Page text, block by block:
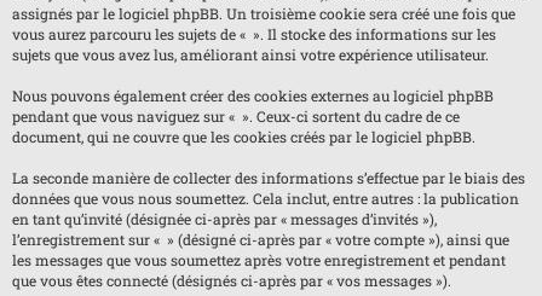
assignés par le logiciel phpBB. Un troisième cookie sera créé une fois que
vous aurez parcouru les sujets de « ». Il stocke des informations sur les
sujets que vous avez lus, améliorant ainsi votre expérience utilisateur.
Nous pouvons également créer des cookies externes au logiciel phpBB
pendant que vous naviguez sur « ». Ceux-ci sortent du cadre de ce
document, qui ne couvre que les cookies créés par le logiciel phpBB.
La seconde manière de collecter des informations s’effectue par le biais des
données que vous nous soumettez. Cela inclut, entre autres : la publication
en tant qu’invité (désignée ci-après par « messages d’invités »),
l’enregistrement sur « » (désigné ci-après par « votre compte »), ainsi que
les messages que vous soumettez après votre enregistrement et pendant
que vous êtes connecté (désignés ci-après par « vos messages »).